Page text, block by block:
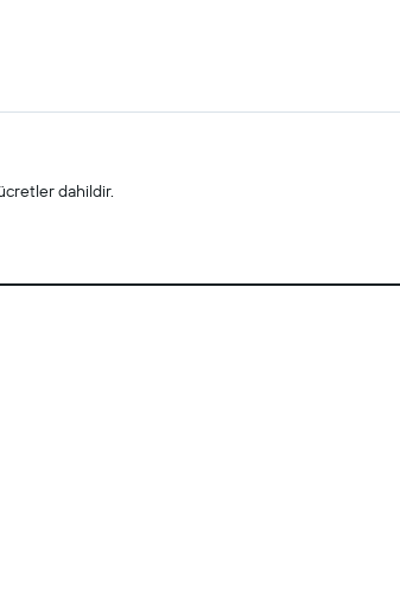
dahildir.